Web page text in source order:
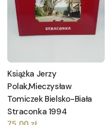
Książka Jerzy
Polak,Mieczysław
Tomiczek Bielsko-Biała
Straconka 1994